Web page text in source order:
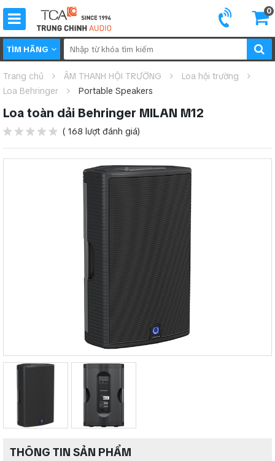
0
TÌM HÃNG
Trang chủ ÂM THANH HỘI TRƯỜNG
Loa hội trường
Loa Behringer
Portable Speakers
Loa toàn dải Behringer MILAN M12
( 168 lượt đánh giá)
THÔNG TIN SẢN PHẨM